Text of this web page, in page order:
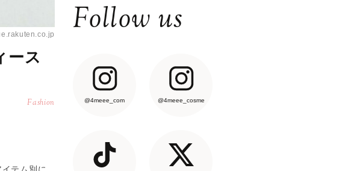
ース
Fashion
Follow us
@4meee_com @4meee_cosme